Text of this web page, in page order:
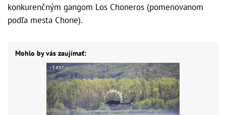
konkurenčným gangom Los Choneros (pomenovanom
podľa mesta Chone).
Mohlo by vás zaujímať: